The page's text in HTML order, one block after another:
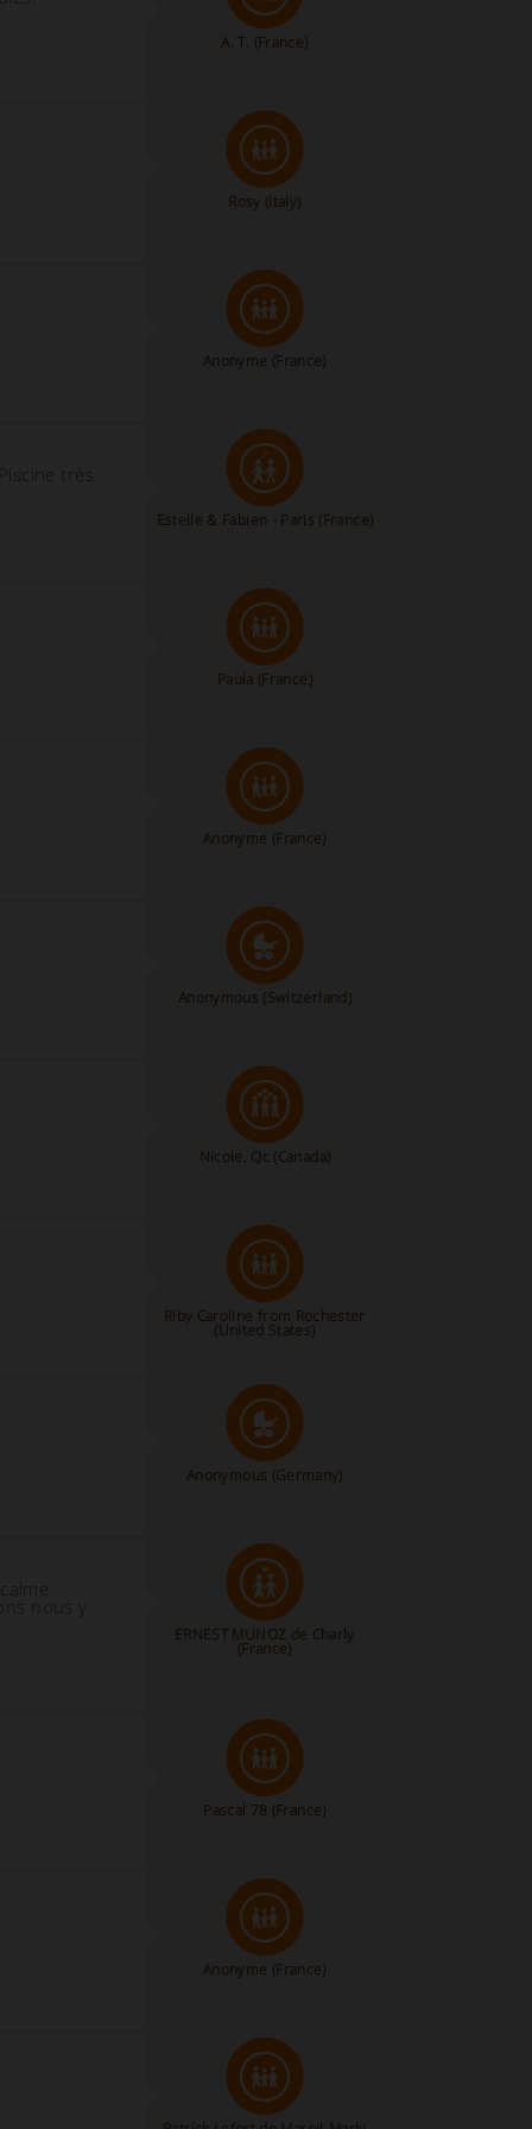
A. T. (France)
Rosy (Italy)
Anonyme (France)
Estelle & Fabien - Paris (France)
très
Paula (France)
Anonyme (France)
Anonymous (Switzerland)
Nicole, Qc (Canada)
Riby Caroline from Rochester
(United States)
Anonymous (Germany)
ERNEST MUNOZ de Charly
(France)
nous y
Pascal 78 (France)
Anonyme (France)